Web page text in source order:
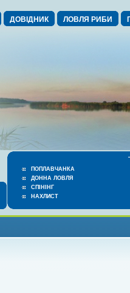
ДОВІДНИК ЛОВЛЯ РИБИ
ПОПЛАВЧАНКА
ДОННА ЛОВЛЯ
СПІНІНГ
НАХЛИСТ